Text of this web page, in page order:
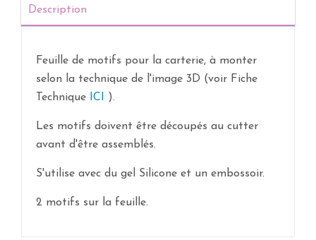
Description
Feuille de motifs pour la carterie, à monter
selon la technique de l'image 3D (voir Fiche
Technique
ICI ).
Les motifs doivent être découpés au cutter
avant d'être assemblés.
S'utilise avec du gel Silicone et un embossoir.
2 motifs sur la feuille.